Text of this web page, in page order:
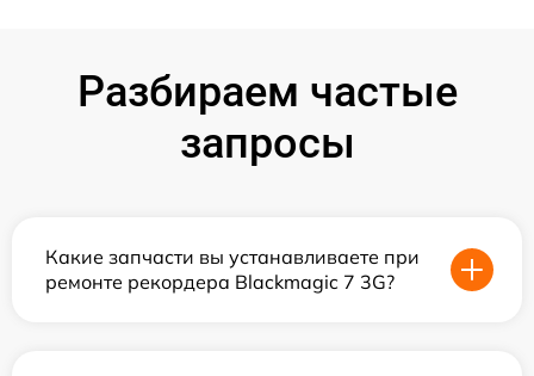
Разбираем частые
запросы
Какие запчасти вы устанавливаете при
ремонте рекордера Blackmagic 7 3G?